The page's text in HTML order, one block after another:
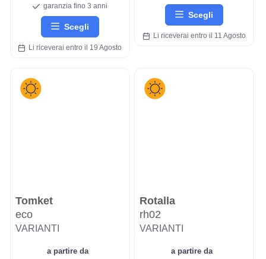
garanzia fino 3 anni
Scegli
Li riceverai entro il 19 Agosto
Scegli
Li riceverai entro il 11 Agosto
Tomket
eco
VARIANTI
a partire da
Rotalla
rh02
VARIANTI
a partire da